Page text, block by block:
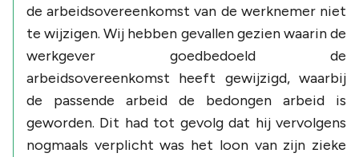
de arbeidsovereenkomst van de werknemer niet
te wijzigen. Wij hebben gevallen gezien waarin de
werkgever goedbedoeld de
arbeidsovereenkomst heeft gewijzigd, waarbij
de passende arbeid de bedongen arbeid is
geworden. Dit had tot gevolg dat hij vervolgens
nogmaals verplicht was het loon van zijn zieke